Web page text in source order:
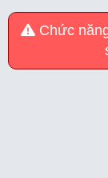
Chức